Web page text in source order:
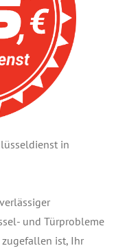
in
und Türprobleme
ist, Ihr